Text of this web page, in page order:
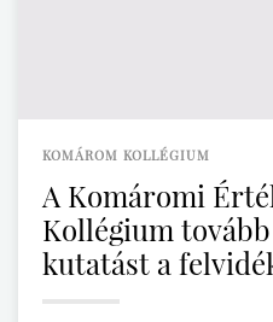
KOMÁROM KOLLÉGIUM
A Komáromi
Kollégium
kutatást a